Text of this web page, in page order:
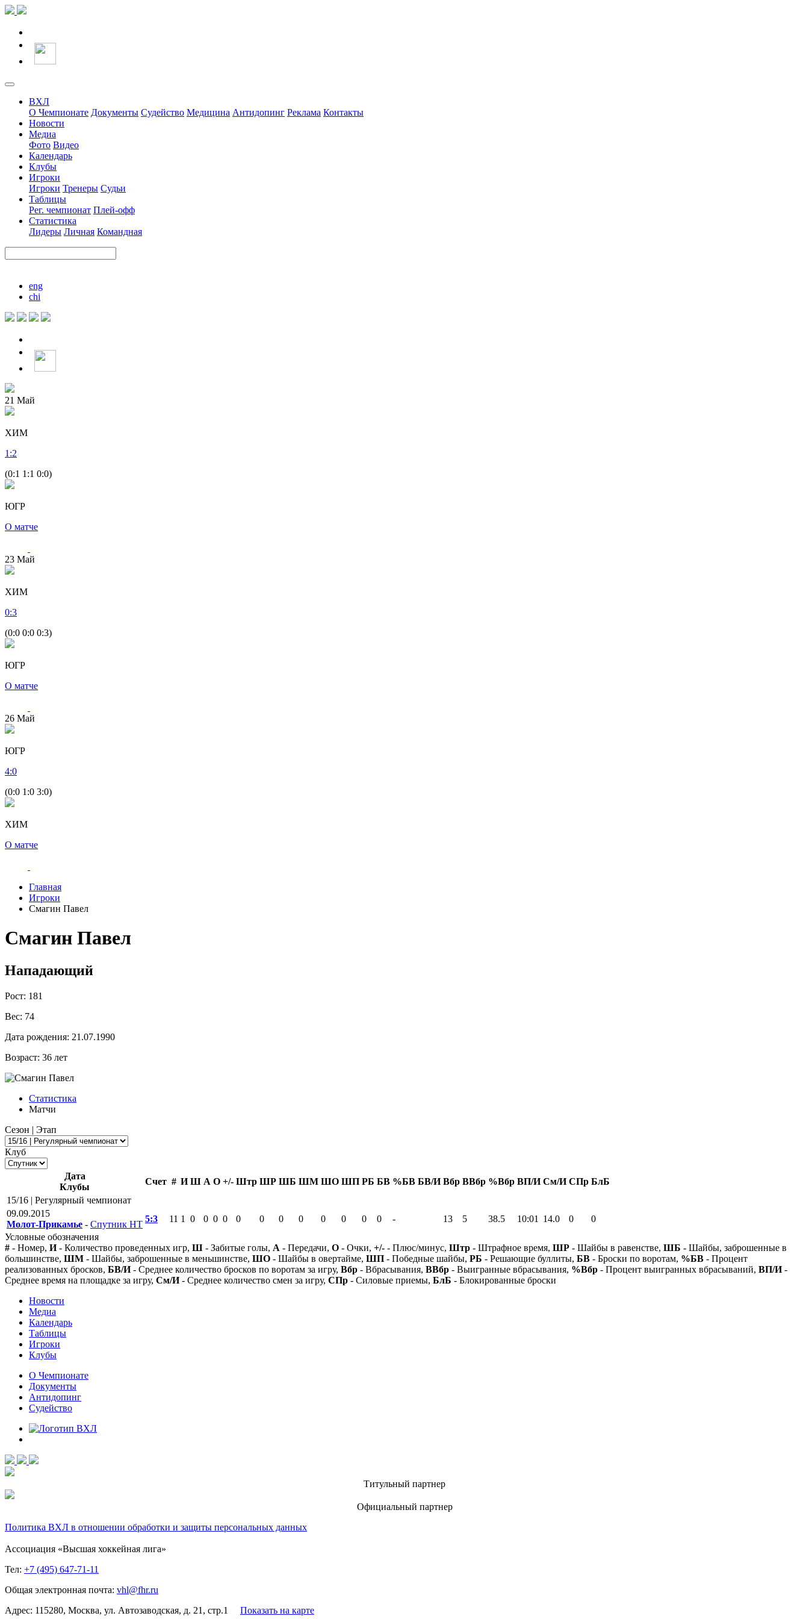
ВХЛ
О Чемпионате Документы Судейство Медицина Антидопинг Реклама Контакты
Новости
Медиа
Фото Видео
Календарь
Клубы
Игроки
Игроки Тренеры Судьи
Таблицы
Рег. чемпионат Плей-офф
Статистика
Лидеры Личная Командная
eng
chi
21 Май
ХИМ
1 :2
(0:1 1:1 0:0)
ЮГР
О матче
23 Май
ХИМ
0:3
(0:0 0:0 0:3)
ЮГР
О матче
26 Май
ЮГР
4:0
(0:0 1:0 3:0)
ХИМ
О матче
Главная
Игроки
Смагин Павел
Смагин Павел
Нападающий
Рост: 181
Вес: 74
Дата рождения: 21.07.1990
Возраст: 36 лет
Статистика
Матчи
Сезон | Этап
Клуб
Дата
Клубы
Счет # И Ш А О +/- Штр ШР ШБ ШМ ШО ШП РБ БВ %БВ БВ/И Вбр ВВбр %Вбр ВП/И См/И СПр БлБ
15/16 | Регулярный чемпионат
09.09.2015
Молот-Прикамье - Спутник НТ
5:3 11 1 0 0 0 0 0 0 0 0 0 0 0 0 - 13 5 38.5 10:01 14.0 0
0
Условные обозначения
# - Номер, И- Количество проведенных игр, Ш - Забитые голы, А - Передачи, О - Очки, +/- - Плюс/минус, Штр - Штрафное время, ШР - Шайбы в равенстве, ШБ - Шайбы, заброшенные в
большинстве, ШМ - Шайбы, заброшенные в меньшинстве, ШО - Шайбы в овертайме, ШП - Победные шайбы, РБ - Решающие буллиты, БВ - Броски по воротам, %БВ - Процент
реализованных бросков, БВ/И- Среднее количество бросков по воротам за игру, Вбр - Вбрасывания, ВВбр - Выигранные вбрасывания, %Вбр - Процент выигранных вбрасываний, ВП/И-
Среднее время на площадке за игру, См/И- Среднее количество смен за игру, СПр - Силовые приемы, БлБ - Блокированные броски
Новости
Медиа
Календарь
Таблицы
Игроки
Клубы
О Чемпионате
Документы
Антидопинг
Судейство
Титульный партнер
Официальный партнер
Политика ВХЛ в отношении обработки и защиты персональных данных
Ассоциация «Высшая хоккейная лига»
Тел: +7 (495) 647-71-11
Общая электронная почта: vhl@fhr.ru
Адрес: 115280, Москва, ул. Автозаводская, д. 21, стр.1 Показать на карте